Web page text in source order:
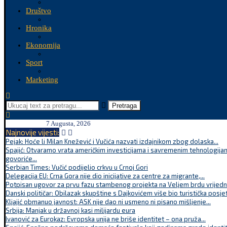
Društvo
Hronika
Ekonomija
Sport
Marketing
Pretraga
7 Augusta, 2026
Najnovije vijesti:
Pejak: Hoće li Milan Knežević i Vučića nazvati izdajnikom zbog dolaska...
Spajić: Otvaramo vrata američkim investicijama i savremenim
govoriće...
Serbian Times: Vučić podijelio crkvu u Crnoj Gori
Delegacija EU: Crna Gora nije dio inicijative za centre za migrante,...
Potpisan ugovor za prvu fazu stambenog projekta na Veljem brdu
Danski političar: Obilazak skupštine s Dajkovićem više bio turistička
Kljajić obmanuo javnost: ASK nije dao ni usmeno ni pisano mišljenje...
Srbija: Manjak u državnoj kasi milijardu eura
Ivanović za Eurokaz: Evropska unija ne briše identitet – ona pruža...